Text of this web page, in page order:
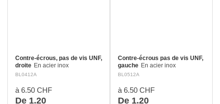
Contre-écrous, pas de vis UNF,
droite En acier inox
BL0412A
à 6.50 CHF
De 1.20
Contre-écrous pas de vis UNF,
gauche En acier inox
BL0512A
à 6.50 CHF
De 1.20